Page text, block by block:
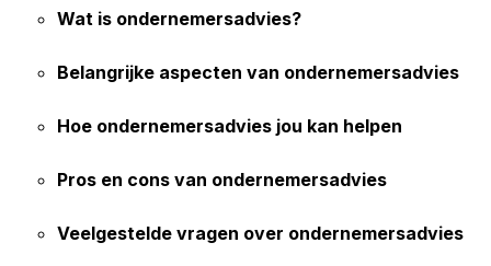
Wat is ondernemersadvies?
Belangrijke aspecten van ondernemersadvies
Hoe ondernemersadvies jou kan helpen
Pros en cons van ondernemersadvies
Veelgestelde vragen over ondernemersadvies